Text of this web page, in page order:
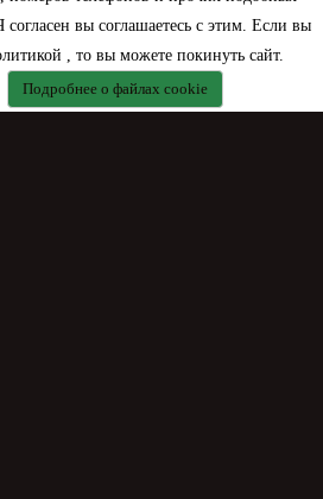
вы соглашаетесь с этим. Если вы
, то вы можете покинуть сайт.
Подробнее о файлах cookie